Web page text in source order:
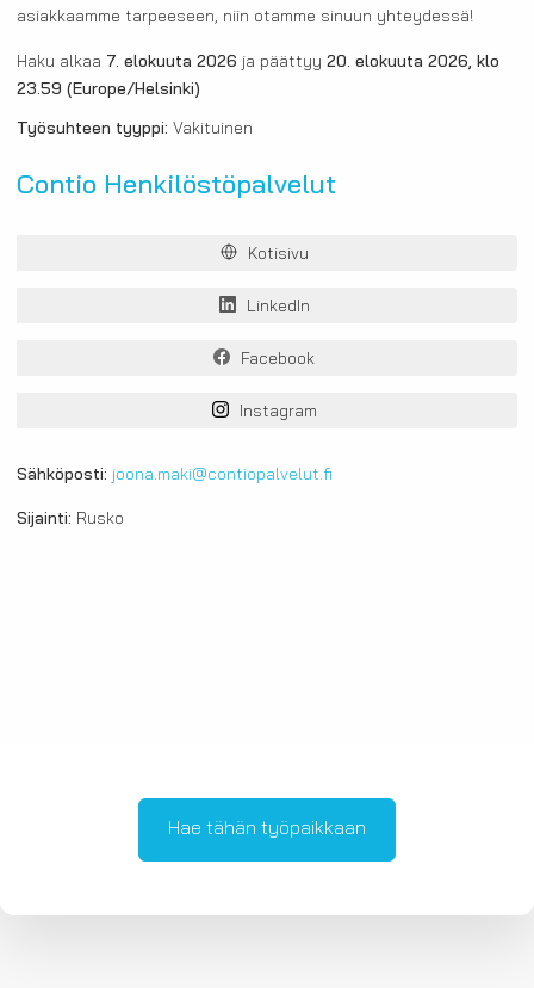
asiakkaamme tarpeeseen, niin otamme sinuun yhteydessä!
Haku alkaa 7. elokuuta 2026 ja päättyy 20. elokuuta 2026, klo
23.59 (Europe/Helsinki)
Työsuhteen tyyppi: Vakituinen
Contio Henkilöstöpalvelut
Kotisivu
LinkedIn
Facebook
Instagram
Sähköposti: joona.maki@contiopalvelut.fi
Sijainti: Rusko
Hae tähän työpaikkaan